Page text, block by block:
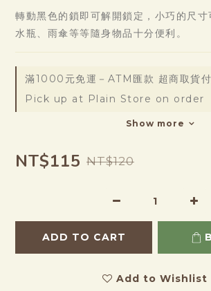
轉動黑色的鎖即可解開鎖定，小巧的尺
水瓶、雨傘等等隨身物品十分便利。
滿1000元免運－ATM匯款 超商取貨
Pick up at Plain Store on order
Show more
NT$115 NT$120
ADD TO CART
Add to Wishlist